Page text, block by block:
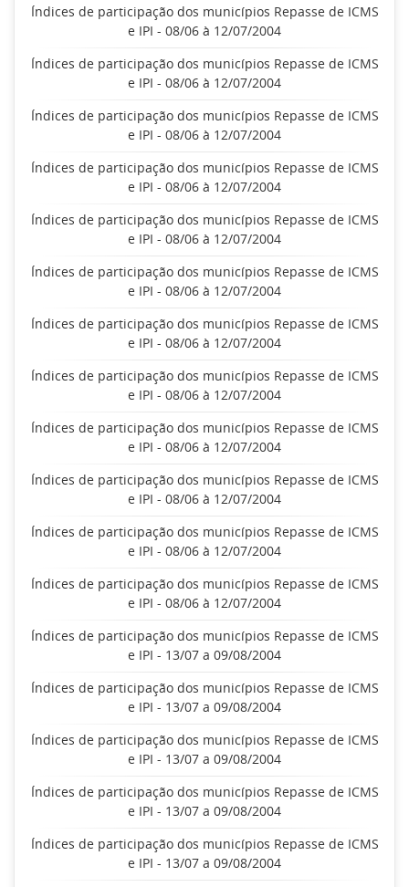
Índices de participação dos municípios Repasse de ICMS
e IPI - 08/06 à 12/07/2004
Índices de participação dos municípios Repasse de ICMS
e IPI - 08/06 à 12/07/2004
Índices de participação dos municípios Repasse de ICMS
e IPI - 08/06 à 12/07/2004
Índices de participação dos municípios Repasse de ICMS
e IPI - 08/06 à 12/07/2004
Índices de participação dos municípios Repasse de ICMS
e IPI - 08/06 à 12/07/2004
Índices de participação dos municípios Repasse de ICMS
e IPI - 08/06 à 12/07/2004
Índices de participação dos municípios Repasse de ICMS
e IPI - 08/06 à 12/07/2004
Índices de participação dos municípios Repasse de ICMS
e IPI - 08/06 à 12/07/2004
Índices de participação dos municípios Repasse de ICMS
e IPI - 08/06 à 12/07/2004
Índices de participação dos municípios Repasse de ICMS
e IPI - 08/06 à 12/07/2004
Índices de participação dos municípios Repasse de ICMS
e IPI - 08/06 à 12/07/2004
Índices de participação dos municípios Repasse de ICMS
e IPI - 08/06 à 12/07/2004
Índices de participação dos municípios Repasse de ICMS
e IPI - 13/07 a 09/08/2004
Índices de participação dos municípios Repasse de ICMS
e IPI - 13/07 a 09/08/2004
Índices de participação dos municípios Repasse de ICMS
e IPI - 13/07 a 09/08/2004
Índices de participação dos municípios Repasse de ICMS
e IPI - 13/07 a 09/08/2004
Índices de participação dos municípios Repasse de ICMS
e IPI - 13/07 a 09/08/2004